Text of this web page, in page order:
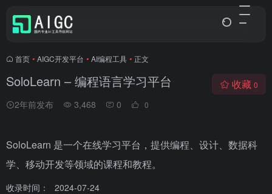
首页 • AIGC开发平台 • AI编程工具 • 正文
SoloLearn – 编程语言学习平台
2年前发布 3,468 0 0
收藏 0
SoloLearn 是一个在线学习平台，提供编程、设计、数据科
学、移动开发等领域的课程和教程。
收录时间：
2024-07-24